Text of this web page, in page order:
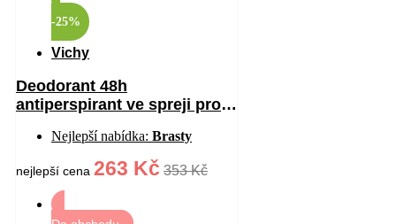
-25%
Vichy
Deodorant 48h
antiperspirant ve spreji proti
Nejlepší nabídka: Brasty
nejlepší cena 263 Kč 353 Kč